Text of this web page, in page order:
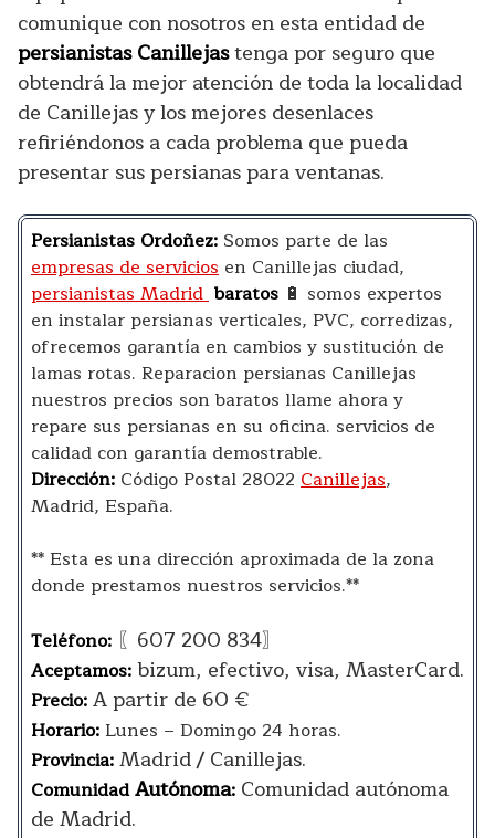
comunique con nosotros en esta entidad de
persianistas Canillejastenga por seguro que
obtendrá la mejor atención de toda la localidad
de Canillejas y los mejores desenlaces
refiriéndonos a cada problema que pueda
presentar sus persianas para ventanas.
Persianistas Ordoñez: Somos parte de las
empresas de servicios en Canillejas ciudad,
persianistas Madridbaratos 🔋 somos expertos
en instalar persianas verticales, PVC, corredizas,
ofrecemos garantía en cambios y sustitución de
lamas rotas. Reparacion persianas Canillejas
nuestros precios son baratos llame ahora y
repare sus persianas en su oficina. servicios de
calidad con garantía demostrable.
Dirección: Código Postal 28022 Canillejas,
Madrid, España.
** Esta es una dirección aproximada de la zona
donde prestamos nuestros servicios.**
Teléfono: 〖607 200 834〗
Aceptamos:bizum, efectivo, visa, MasterCard.
Precio:A partir de 60 €
Horario: Lunes – Domingo 24 horas.
Provincia:Madrid / Canillejas.
ComunidadAutónoma: Comunidad autónoma
de Madrid.